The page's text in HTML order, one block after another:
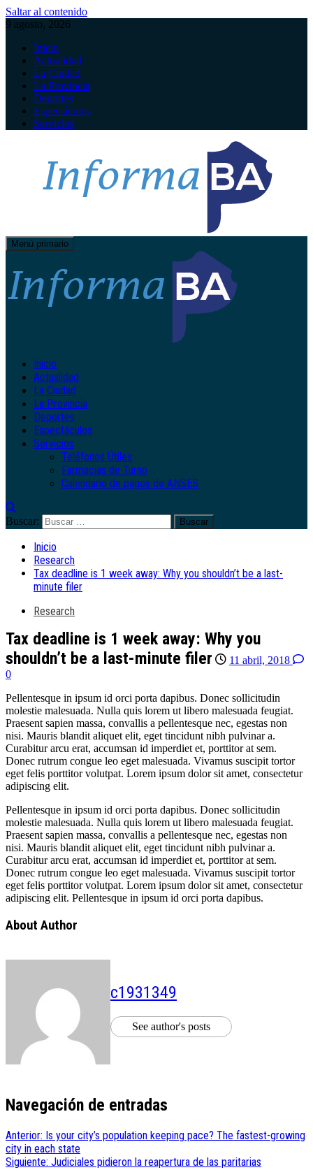
Saltar al contenido
9 agosto, 2026
Inicio
Actualidad
La Ciudad
La Provincia
Deportes
Espectáculos
Servicios
Menú primario
Inicio
Actualidad
La Ciudad
La Provincia
Deportes
Espectáculos
Servicios
Teléfonos Útiles
Farmacias de Turno
Calendario de pagos de ANSES
Buscar:
Inicio
Research
Tax deadline is 1 week away: Why you shouldn’t be a last-
minute filer
Research
Tax deadline is 1 week away: Why you
shouldn’t be a last-minute filer
11 abril, 2018
0
Pellentesque in ipsum id orci porta dapibus. Donec sollicitudin
molestie malesuada. Nulla quis lorem ut libero malesuada feugiat.
Praesent sapien massa, convallis a pellentesque nec, egestas non
nisi. Mauris blandit aliquet elit, eget tincidunt nibh pulvinar a.
Curabitur arcu erat, accumsan id imperdiet et, porttitor at sem.
Donec rutrum congue leo eget malesuada. Vivamus suscipit tortor
eget felis porttitor volutpat. Lorem ipsum dolor sit amet, consectetur
adipiscing elit.
Pellentesque in ipsum id orci porta dapibus. Donec sollicitudin
molestie malesuada. Nulla quis lorem ut libero malesuada feugiat.
Praesent sapien massa, convallis a pellentesque nec, egestas non
nisi. Mauris blandit aliquet elit, eget tincidunt nibh pulvinar a.
Curabitur arcu erat, accumsan id imperdiet et, porttitor at sem.
Donec rutrum congue leo eget malesuada. Vivamus suscipit tortor
eget felis porttitor volutpat. Lorem ipsum dolor sit amet, consectetur
adipiscing elit. Pellentesque in ipsum id orci porta dapibus.
About Author
c1931349
See author's posts
Navegación de entradas
Anterior: Is your city’s population keeping pace? The fastest-growing
city in each state
Siguiente: Judiciales pidieron la reapertura de las paritarias